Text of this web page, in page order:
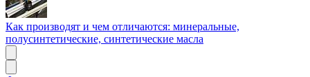
Как производят и чем отличаются: минеральные,
полусинтетические, синтетические масла